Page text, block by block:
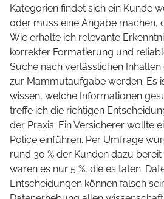
Kategorien findet sich ein Kunde
oder muss eine Angabe machen,
Wie erhalte ich relevante
korrekter Formatierung und
Suche nach verlässlichen
zur Mammutaufgabe werden. Es
wissen, welche Informationen
treffe ich die richtigen
der Praxis: Ein Versicherer wollte
Police einführen. Per Umfrage
rund 30 % der Kunden dazu bereit
waren es nur 5 %, die es taten.
Entscheidungen können falsch